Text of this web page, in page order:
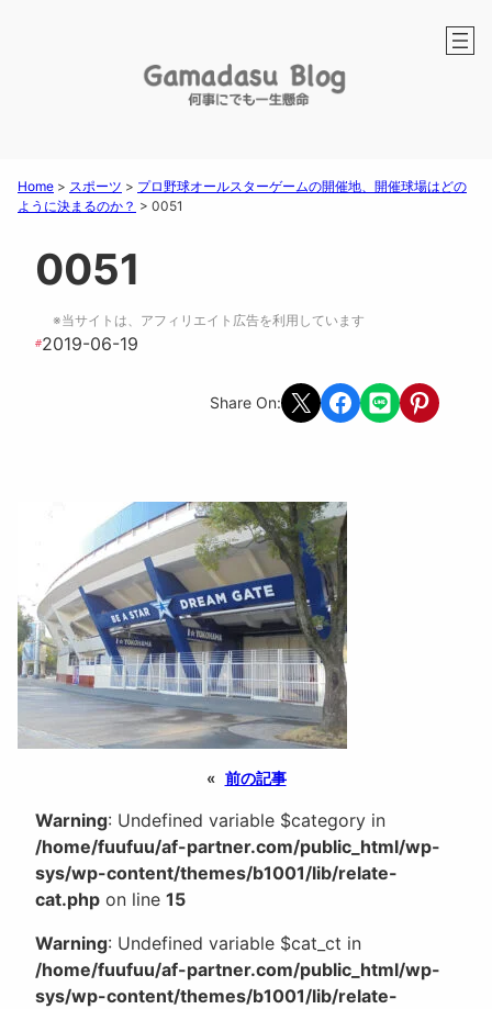
Home > スポーツ > プロ野球オールスターゲームの開催地、開催球場はどの
ように決まるのか？ > 0051
0051
※当サイトは、アフィリエイト広告を利用しています
#2019-06-19
Share On: Share on X Share on Facebook
Share on LINEShare on
« 前の記事
Warning: Undefined variable $category in
/home/fuufuu/af-partner.com/public_html/wp-
sys/wp-content/themes/b1001/lib/relate-
cat.php on line 15
Warning: Undefined variable $cat_ct in
/home/fuufuu/af-partner.com/public_html/wp-
sys/wp-content/themes/b1001/lib/relate-